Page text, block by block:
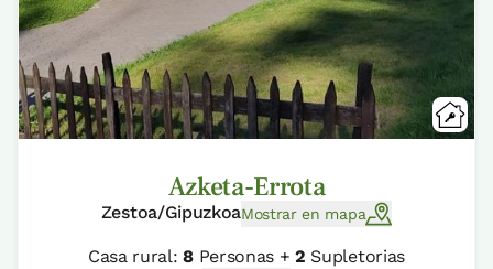
Azketa-Errota
Zestoa/GipuzkoaMostrar en mapa
Casa rural:8Personas +2 Supletorias